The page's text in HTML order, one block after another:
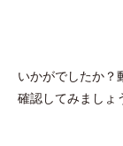
いかがでしたか？
確認してみましょ